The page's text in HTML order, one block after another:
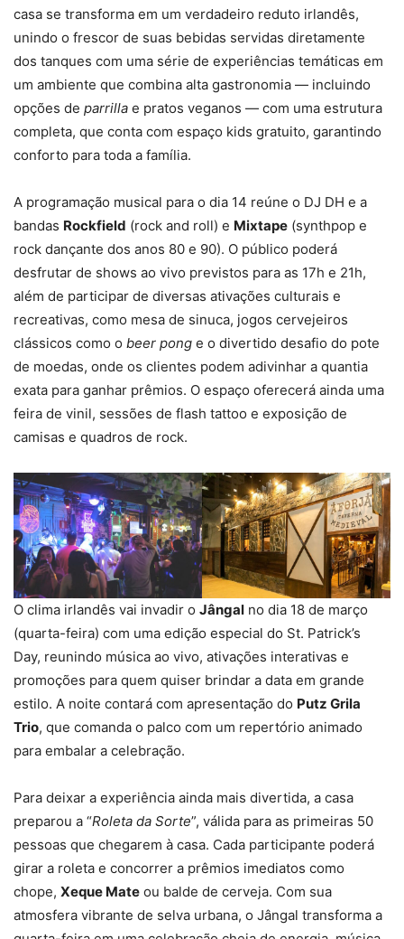
casa se transforma em um verdadeiro reduto irlandês,
unindo o frescor de suas bebidas servidas diretamente
dos tanques com uma série de experiências temáticas em
um ambiente que combina alta gastronomia — incluindo
opções de parrilla e pratos veganos — com uma estrutura
completa, que conta com espaço kids gratuito, garantindo
conforto para toda a família.
A programação musical para o dia 14 reúne o DJ DH e a
bandas Rockfield (rock and roll) e Mixtape (synthpop e
rock dançante dos anos 80 e 90). O público poderá
desfrutar de shows ao vivo previstos para as 17h e 21h,
além de participar de diversas ativações culturais e
recreativas, como mesa de sinuca, jogos cervejeiros
clássicos como o beer pong e o divertido desafio do pote
de moedas, onde os clientes podem adivinhar a quantia
exata para ganhar prêmios. O espaço oferecerá ainda uma
feira de vinil, sessões de flash tattoo e exposição de
camisas e quadros de rock.
O clima irlandês vai invadir o Jângal no dia 18 de março
(quarta-feira) com uma edição especial do St. Patrick’s
Day, reunindo música ao vivo, ativações interativas e
promoções para quem quiser brindar a data em grande
estilo. A noite contará com apresentação do Putz Grila
Trio, que comanda o palco com um repertório animado
para embalar a celebração.
Para deixar a experiência ainda mais divertida, a casa
preparou a “Roleta da Sorte”, válida para as primeiras 50
pessoas que chegarem à casa. Cada participante poderá
girar a roleta e concorrer a prêmios imediatos como
chope, Xeque Mate ou balde de cerveja. Com sua
atmosfera vibrante de selva urbana, o Jângal transforma a